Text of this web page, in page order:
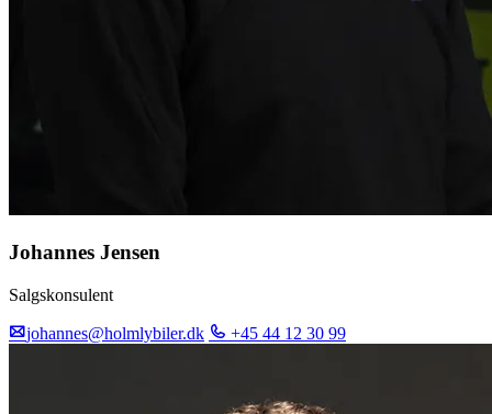
Johannes Jensen
Salgskonsulent
johannes@holmlybiler.dk +45 44 12 30 99